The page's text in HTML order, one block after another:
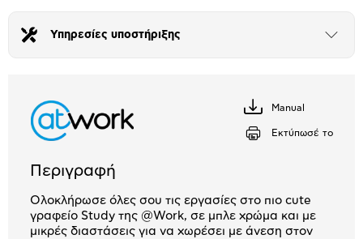
Υπηρεσίες υποστήριξης
Άνοιξε
Κατέβασέ
το
Manual
Εκτύπωσέ το
Περιγραφή
Ολοκλήρωσε όλες σου τις εργασίες στο πιο cute
γραφείο Study της @Work, σε μπλε χρώμα και με
μικρές διαστάσεις για να χωρέσει με άνεση στον